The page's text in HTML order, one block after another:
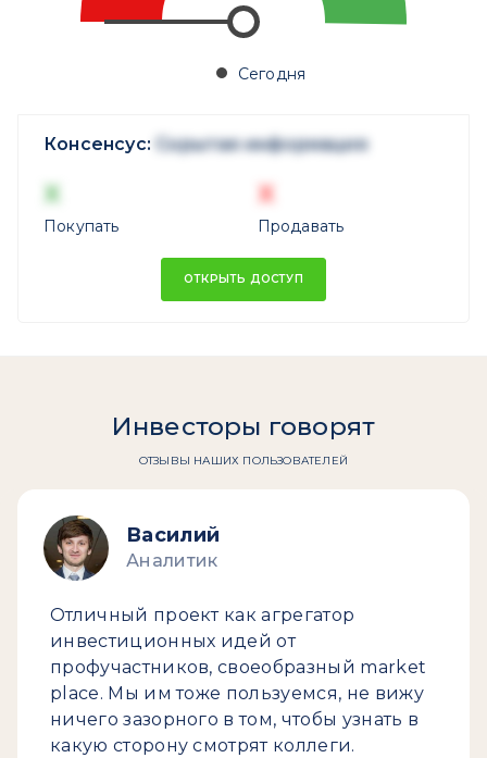
Сегодня
Консенсус: Скрытая информация
X
Покупать
X
Продавать
ОТКРЫТЬ ДОСТУП
Инвесторы говорят
ОТЗЫВЫ НАШИХ ПОЛЬЗОВАТЕЛЕЙ
Василий
Аналитик
Отличный проект как агрегатор
инвестиционных идей от
профучастников, своеобразный market
place. Мы им тоже пользуемся, не вижу
ничего зазорного в том, чтобы узнать в
какую сторону смотрят коллеги.